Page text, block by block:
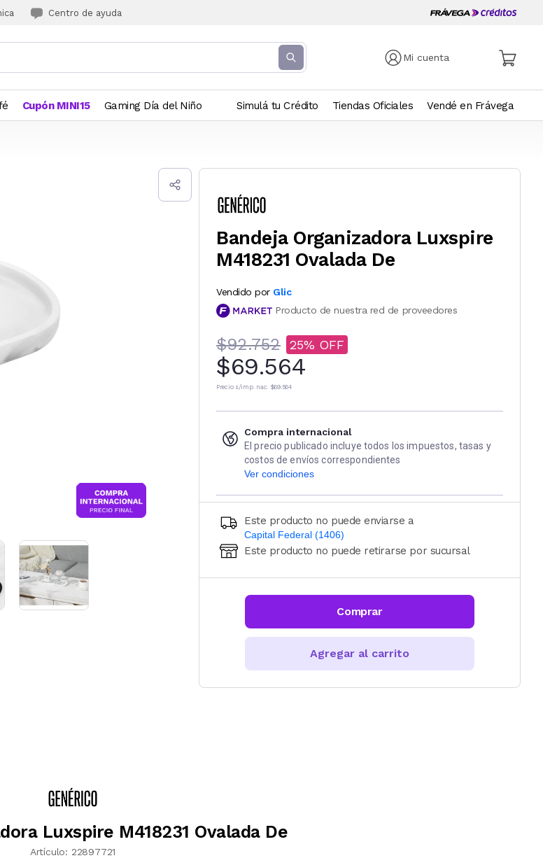
Centro de ayuda
Mi cuenta
Cupón MINI15 Gaming Día del Niño Simulá tu Crédito Tiendas Oficiales Vendé en Frávega
Bandeja Organizadora Luxspire
M418231 Ovalada De
Vendido por Glic
Producto de nuestra red de proveedores
$92.752 25
$69.564
Precio s/imp. nac. $69.564
Compra internacional
El precio publicado incluye todos los impuestos, tasas y
costos de envíos correspondientes
Ver condiciones
Este producto no puede enviarse a
Capital Federal (1406)
Ingresá código postal (sólo números)
CALCULAR
Este producto no puede retirarse por sucursal
Comprar
Agregar al carrito
Luxspire M418231 Ovalada De
Artículo: 22897721